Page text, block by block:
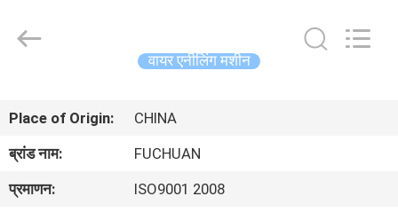
उत्पादों
and
Mechanical
वायर एनीलिंग मशीन
Place of Origin:
CHINA
ब्रांड नाम:
FUCHUAN
प्रमाणन:
ISO9001 2008